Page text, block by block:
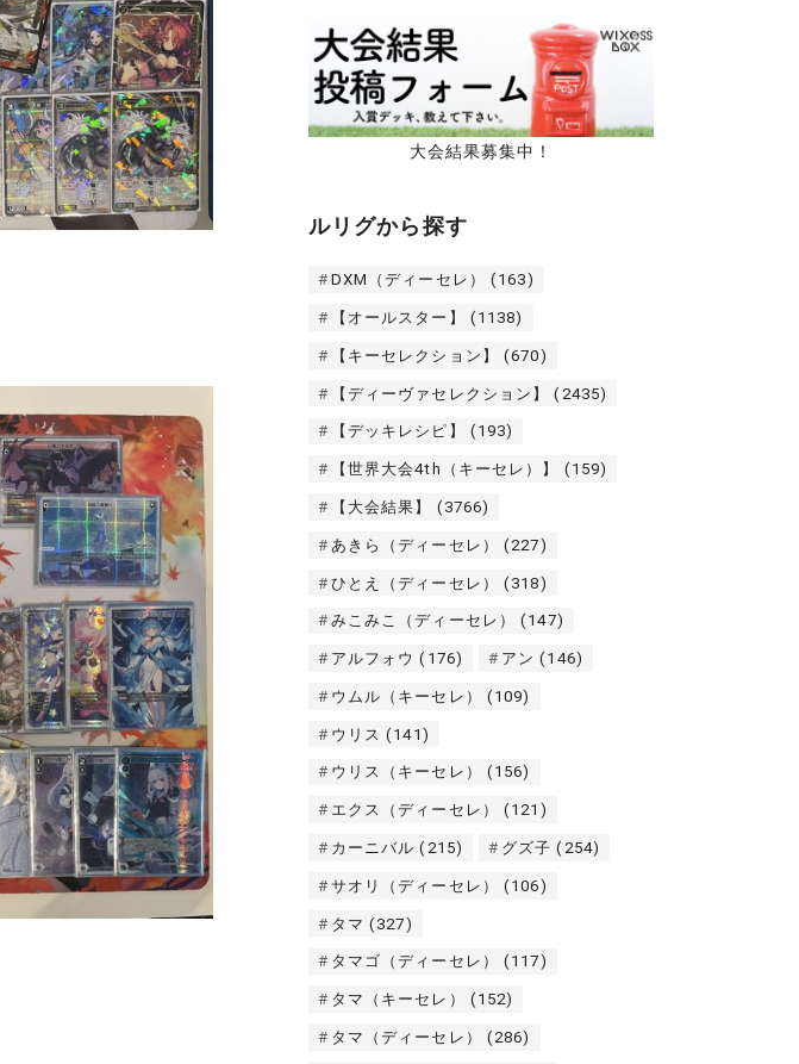
大会結果募集中！
ルリグから探す
DXM（ディーセレ） (163)
【オールスター】 (1138)
【キーセレクション】 (670)
【ディーヴァセレクション】 (2435)
【デッキレシピ】 (193)
【世界大会4th（キーセレ）】 (159)
【大会結果】 (3766)
あきら（ディーセレ） (227)
ひとえ（ディーセレ） (318)
みこみこ（ディーセレ） (147)
アルフォウ (176) アン (146)
ウムル（キーセレ） (109)
ウリス (141)
ウリス（キーセレ） (156)
エクス（ディーセレ） (121)
カーニバル (215) グズ子 (254)
サオリ（ディーセレ） (106)
タマ (327)
タマゴ（ディーセレ） (117)
タマ（キーセレ） (152)
タマ（ディーセレ） (286)